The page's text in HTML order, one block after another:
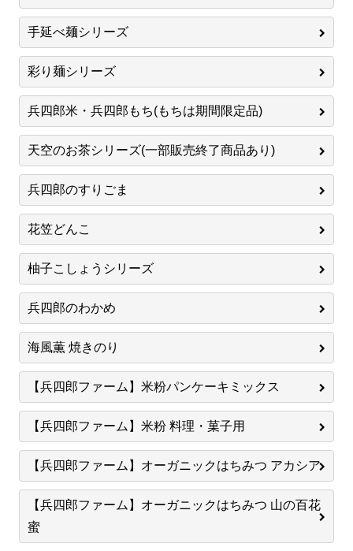
手延べ麺シリーズ
彩り麺シリーズ
兵四郎米・兵四郎もち(もちは期間限定品)
天空のお茶シリーズ(一部販売終了商品あり)
兵四郎のすりごま
花笠どんこ
柚子こしょうシリーズ
兵四郎のわかめ
海風薫 焼きのり
【兵四郎ファーム】米粉パンケーキミックス
【兵四郎ファーム】米粉 料理・菓子用
【兵四郎ファーム】オーガニックはちみつ アカシア
【兵四郎ファーム】オーガニックはちみつ 山の百花
蜜